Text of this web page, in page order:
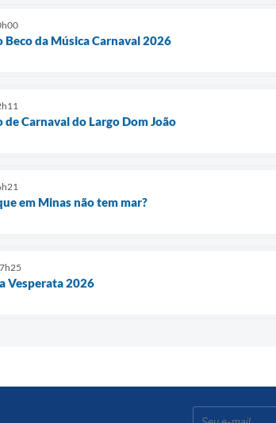
Beco da Música Carnaval 2026
de Carnaval do Largo Dom João
em Minas não tem mar?
Vesperata 2026